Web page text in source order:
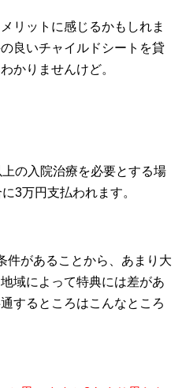
リットに感じるかもしれま
良いチャイルドシートを貸
かりませんけど。
の入院治療を必要とする場
3万円支払われます。
件があることから、あまり大
域によって特典には差があ
するところはこんなところ